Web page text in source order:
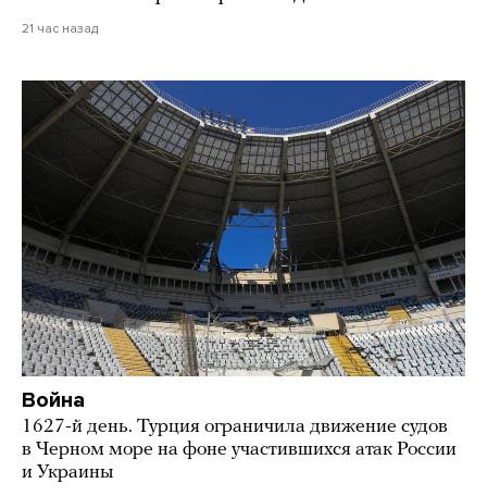
21 час назад
Война
1627-й день. Турция ограничила движение судов
в Черном море на фоне участившихся атак России
и Украины